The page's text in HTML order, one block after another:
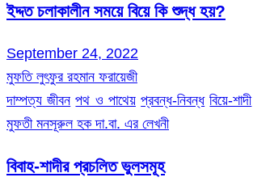
ইদ্দত চলাকালীন সময়ে বিয়ে কি শুদ্ধ হয়?
September 24, 2022
মুফতি লুৎফুর রহমান ফরায়েজী
দাম্পত্য জীবন পথ ও পাথেয় প্রবন্ধ-নিবন্ধ বিয়ে-শাদী
মুফতী মনসূরুল হক দা.বা. এর লেখনী
বিবাহ-শাদীর প্রচলিত ভুলসমূহ